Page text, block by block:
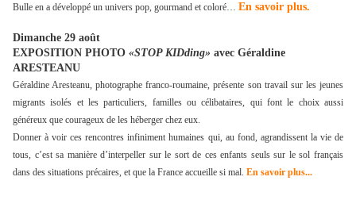
Bulle en a développé un univers pop, gourmand et coloré… En savoir plus.
Dimanche 29 août
EXPOSITION PHOTO «STOP KIDding» avec Géraldine
ARESTEANU
Géraldine Aresteanu, photographe franco-roumaine, présente son travail sur les jeunes
migrants isolés et les particuliers, familles ou célibataires, qui font le choix aussi
généreux que courageux de les héberger chez eux.
Donner à voir ces rencontres infiniment humaines qui, au fond, agrandissent la vie de
tous, c’est sa manière d’interpeller sur le sort de ces enfants seuls sur le sol français
dans des situations précaires, et que la France accueille si mal. En savoir plus...